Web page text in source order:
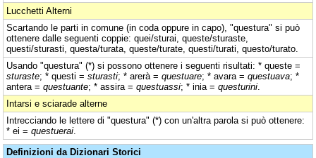
Lucchetti Alterni
Scartando le parti in comune (in coda oppure in capo), "questura" si può
ottenere dalle seguenti coppie: quei/sturai, queste/sturaste,
questi/sturasti, questa/turata, queste/turate, questi/turati, questo/turato.
Usando "questura" (*) si possono ottenere i seguenti risultati: * queste =
sturaste; * questi = sturasti; * arerà = questuare; * avara = questuava; *
antera = questuante; * assira = questuassi; * inia = questurini
Intarsi e sciarade alterne
Intrecciando le lettere di "questura" (*) con un'altra parola si può ottenere:
* ei = questuerai
Definizioni da Dizionari Storici